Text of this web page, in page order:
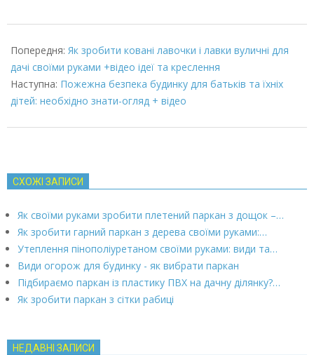
03-
08
Попередня: Як зробити ковані лавочки і лавки вуличні для
дачі своїми руками +відео ідеї та креслення
Наступна: Пожежна безпека будинку для батьків та їхніх
дітей: необхідно знати-огляд + відео
СХОЖІ ЗАПИСИ
Як своїми руками зробити плетений паркан з дощок –…
Як зробити гарний паркан з дерева своїми руками:…
Утеплення пінополіуретаном своїми руками: види та…
Види огорож для будинку - як вибрати паркан
Підбираємо паркан із пластику ПВХ на дачну ділянку?…
Як зробити паркан з сітки рабиці
НЕДАВНІ ЗАПИСИ